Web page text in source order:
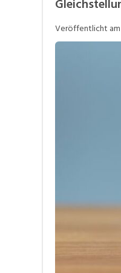
Veröffentlicht am